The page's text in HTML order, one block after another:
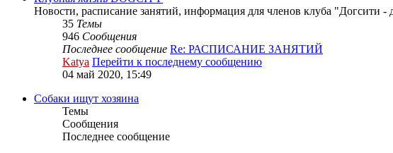
Новости, расписание занятий, информация для членов клуба "Догсити -
35 Темы
946 Сообщения
Последнее сообщение Re: РАСПИСАНИЕ ЗАНЯТИЙ
Katya Перейти к последнему сообщению
04 май 2020, 15:49
Собаки ищут хозяина
Темы
Сообщения
Последнее сообщение